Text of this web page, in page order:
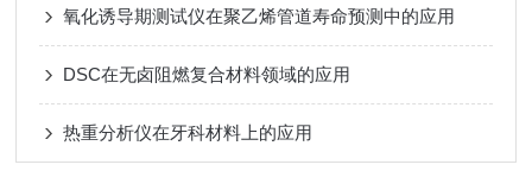
氧化诱导期测试仪在聚乙烯管道寿命预测中的应用
DSC在无卤阻燃复合材料领域的应用
热重分析仪在牙科材料上的应用